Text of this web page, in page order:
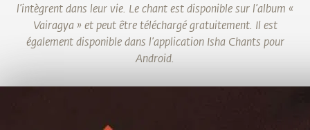
l’intègrent dans leur vie. Le chant est disponible sur l’album «
Vairagya » et peut être téléchargé gratuitement. Il est
également disponible dans l’application Isha Chants pour
Android.